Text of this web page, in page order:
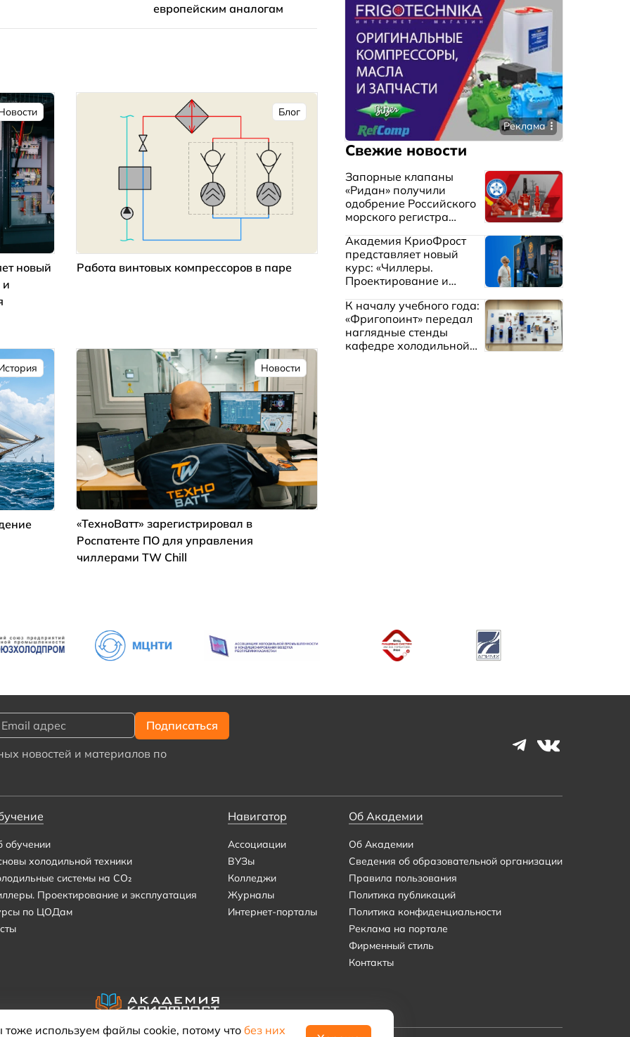
европейским аналогам
новый
и
Блог
Работа винтовых компрессоров в паре
Новости
«ТехноВатт» зарегистрировал в
Роспатенте ПО для управления
чиллерами TW Chill
Реклама
Свежие новости
Запорные клапаны
«Ридан» получили
одобрение Российского
морского регистра
Академия КриоФрост
представляет новый
курс: «Чиллеры.
Проектирование и
охлаждения жидкостей»
К началу учебного года:
«Фригопоинт» передал
наглядные стенды
кафедре холодильной
используем файлы cookie, потому что без них
новостей и материалов по
обучении
холодильной техники
системы на CO₂
Проектирование и эксплуатация
по ЦОДам
Навигатор
Ассоциации
ВУЗы
Колледжи
Журналы
Интернет-порталы
Об Академии
Об Академии
Сведения об образовательной организации
Правила пользования
Политика публикаций
Политика конфиденциальности
Реклама на портале
Фирменный стиль
Контакты